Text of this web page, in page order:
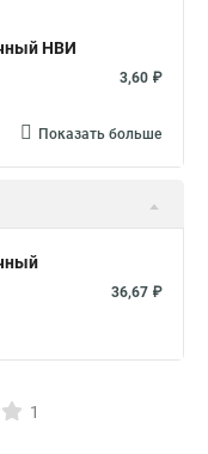
НВИ
3,60 ₽
Показать больше
36,67 ₽
1